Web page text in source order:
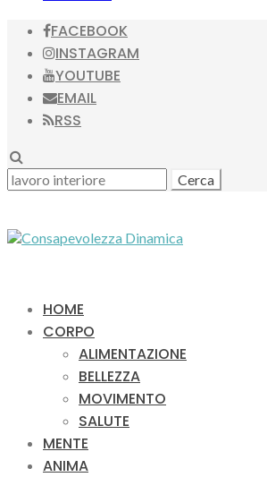
FACEBOOK
INSTAGRAM
YOUTUBE
EMAIL
RSS
RICERCA
HOME
CORPO
ALIMENTAZIONE
BELLEZZA
MOVIMENTO
SALUTE
MENTE
ANIMA